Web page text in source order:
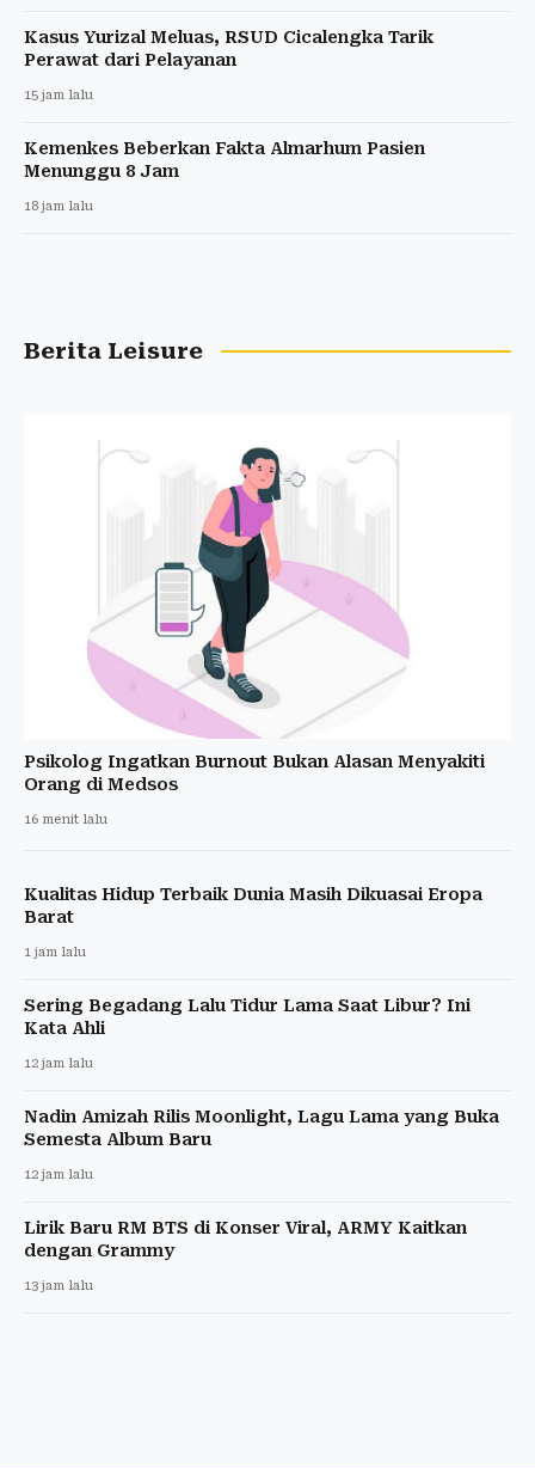
Kasus Yurizal Meluas, RSUD Cicalengka Tarik
Perawat dari Pelayanan
15 jam lalu
Kemenkes Beberkan Fakta Almarhum Pasien
Menunggu 8 Jam
18 jam lalu
Berita Leisure
Psikolog Ingatkan Burnout Bukan Alasan Menyakiti
Orang di Medsos
16 menit lalu
Kualitas Hidup Terbaik Dunia Masih Dikuasai Eropa
Barat
1 jam lalu
Sering Begadang Lalu Tidur Lama Saat Libur? Ini
Kata Ahli
12 jam lalu
Nadin Amizah Rilis Moonlight, Lagu Lama yang Buka
Semesta Album Baru
12 jam lalu
Lirik Baru RM BTS di Konser Viral, ARMY Kaitkan
dengan Grammy
13 jam lalu